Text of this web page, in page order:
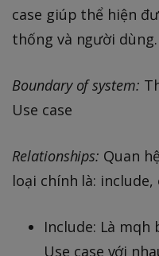
case giúp thể hiện
thống và người dùng.
Boundary of system:
Use case
Relationships: Quan
loại chính là:
Include: Là mqh
Use case với